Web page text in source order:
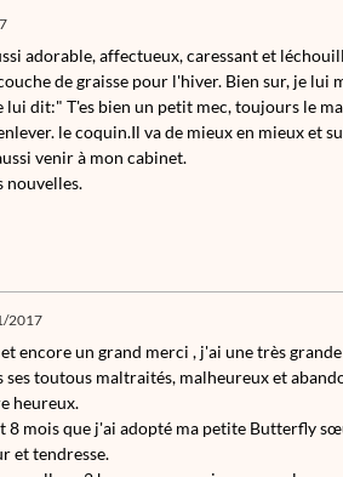
adorable, affectueux, caressant et
de graisse pour l'hiver. Bien sur, je lui
lui dit:" T'es bien un petit mec, toujours le
le coquin.Il va de mieux en mieux et
venir à mon cabinet.
nouvelles.
2017
encore un grand merci , j'ai une très
ses toutous maltraités, malheureux et
heureux.
8 mois que j'ai adopté ma petite Butterfly
et tendresse.